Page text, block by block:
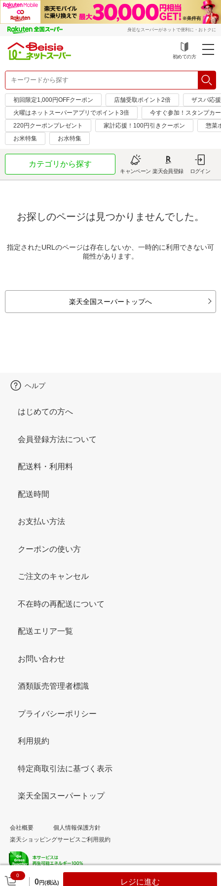
身近なスーパーがネットで便利に・おトクに
初めての方
初回限定1,000円OFFクーポン 店舗受取ポイント2倍
ザスパ応
火曜はネットスーパーアプリでポイント3倍
今すぐ参加！スタンプカ
220円クーポンプレゼント
家計応援！100円引きクーポン
惣菜
お米特集
お水特集
カテゴリから探す
キャンペーン 楽天会員登録 ログイン
お探しのページは見つかりませんでした。
指定されたURLのページは存在しないか、一時的に利用できない可
能性があります。
楽天全国スーパートップへ
0
0円(税込) レジに進む
ヘルプ
はじめての方へ
会員登録方法について
配送料・利用料
配送時間
お支払い方法
クーポンの使い方
ご注文のキャンセル
不在時の再配送について
配送エリア一覧
お問い合わせ
酒類販売管理者標識
プライバシーポリシー
利用規約
特定商取引法に基づく表示
楽天全国スーパートップ
会社概要
個人情報保護方針
楽天ショッピングサービスご利用規約
© Rakuten Group, Inc.